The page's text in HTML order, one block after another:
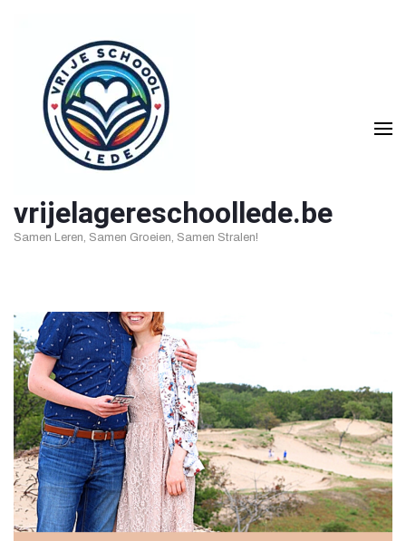
inhoud
vrijelagereschoollede.be
Samen Leren, Samen Groeien, Samen Stralen!